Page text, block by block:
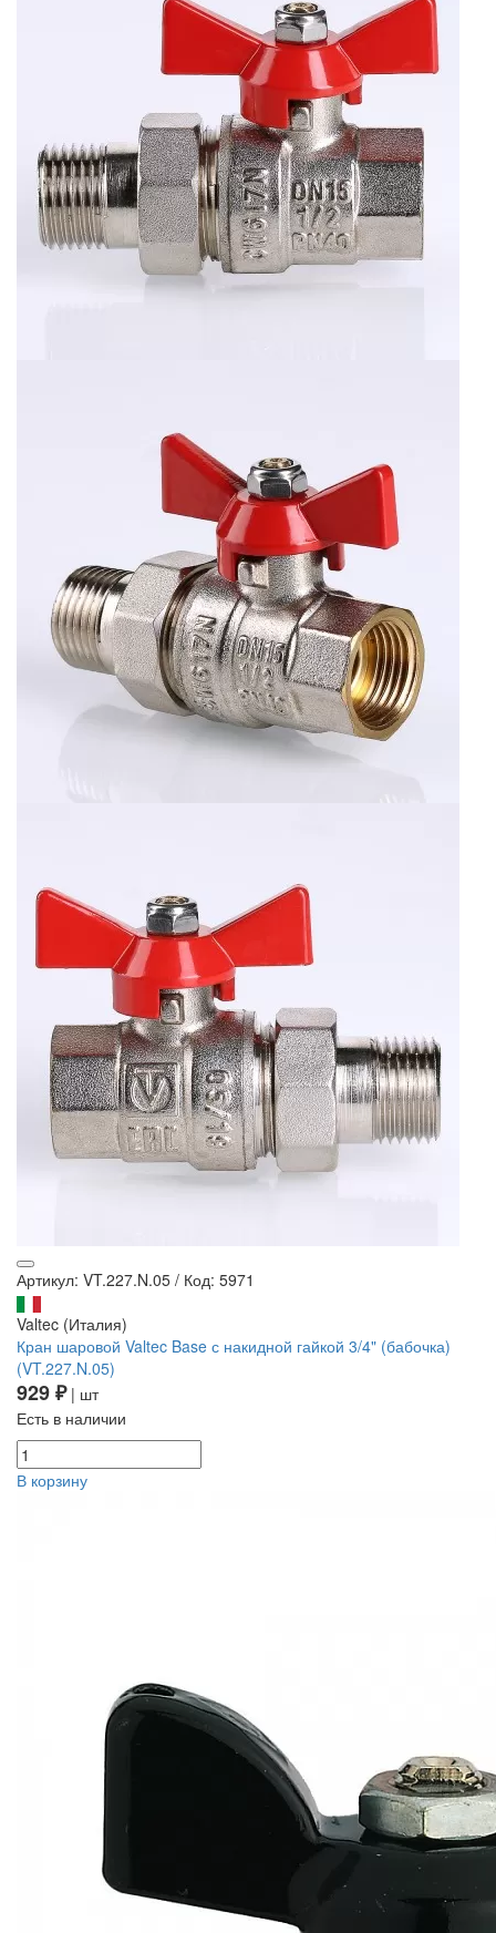
Артикул: VT.227.N.05 / Код: 5971
Valtec (Италия)
Кран шаровой Valtec Base с накидной гайкой 3/4" (бабочка)
(VT.227.N.05)
929 ₽| шт
Есть в наличии
В корзину